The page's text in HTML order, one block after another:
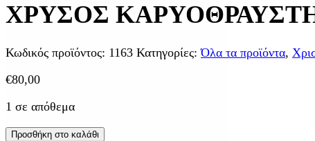
ΧΡΥΣΟΣ
Κωδικός προϊόντος: 1163 Κατηγορίες:Όλα τα προϊόντα,
€80,00
1 σε απόθεμα
Προσθήκη στο καλάθι